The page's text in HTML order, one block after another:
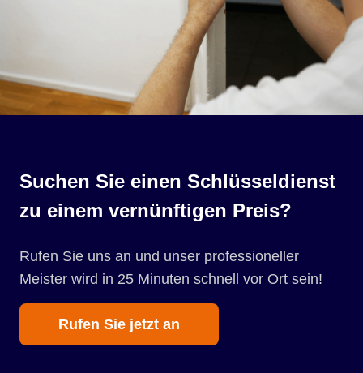
Suchen Sie einen Schlüsseldienst
zu einem vernünftigen Preis?
Rufen Sie uns an und unser professioneller
Meister wird in 25 Minuten schnell vor Ort sein!
Rufen Sie jetzt an